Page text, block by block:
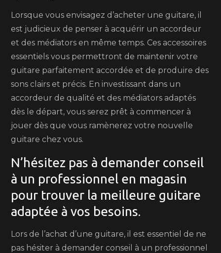
Lorsque vous envisagez d’acheter une guitare, il
est judicieux de penser à acquérir un accordeur
et des médiators en même temps. Ces accessoires
essentiels vous permettront de maintenir votre
guitare parfaitement accordée et de produire des
sons clairs et précis. En investissant dans un
accordeur de qualité et des médiators adaptés
dès le départ, vous serez prêt à commencer à
jouer dès que vous ramènerez votre nouvelle
guitare chez vous.
N’hésitez pas à demander conseil
à un professionnel en magasin
pour trouver la meilleure guitare
adaptée à vos besoins.
Lors de l’achat d’une guitare, il est essentiel de ne
pas hésiter à demander conseil à un professionnel